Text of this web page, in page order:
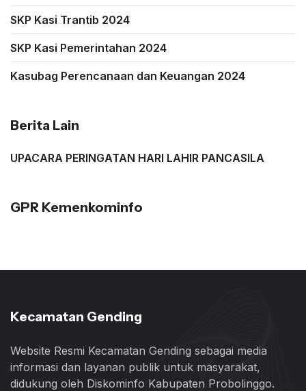
SKP Kasi Trantib 2024
SKP Kasi Pemerintahan 2024
Kasubag Perencanaan dan Keuangan 2024
Berita Lain
UPACARA PERINGATAN HARI LAHIR PANCASILA
GPR Kemenkominfo
Kecamatan Gending
Website Resmi Kecamatan Gending sebagai media
informasi dan layanan publik untuk masyarakat,
didukung oleh Diskominfo Kabupaten Probolinggo.